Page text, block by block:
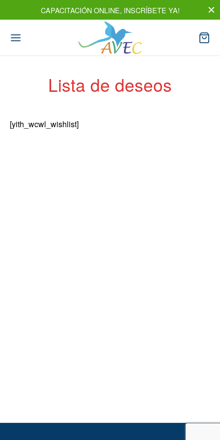
CAPACITACIÓN ONLINE, INSCRÍBETE YA!
Lista de deseos
[yith_wcwl_wishlist]